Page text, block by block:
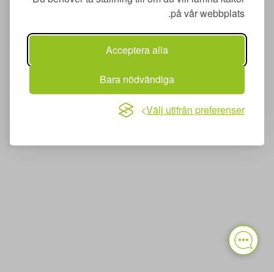
på vår webbplats.
Acceptera alla
Bara nödvändiga
Välj utifrån preferenser